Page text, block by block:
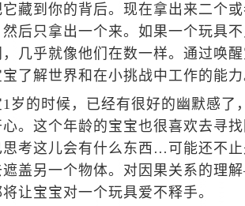
藏到你的背后。现在拿出来二个
后只拿出一个来。如果一个玩具
几乎就像他们在数一样。通过唤
了解世界和在小挑战中工作的能
的时候，已经有很好的幽默感了
。这个年龄的宝宝也很喜欢去寻
考这儿会有什么东西…可能还不
遮盖另一个物体。对因果关系的理
让宝宝对一个玩具爱不释手。